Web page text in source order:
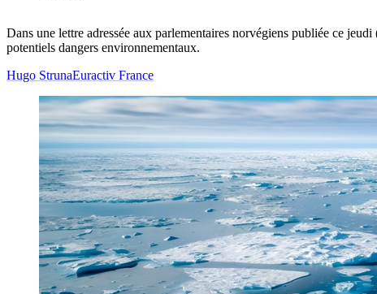
Dans une lettre adressée aux parlementaires norvégiens publiée ce
potentiels dangers environnementaux.
Hugo StrunaEuractiv France